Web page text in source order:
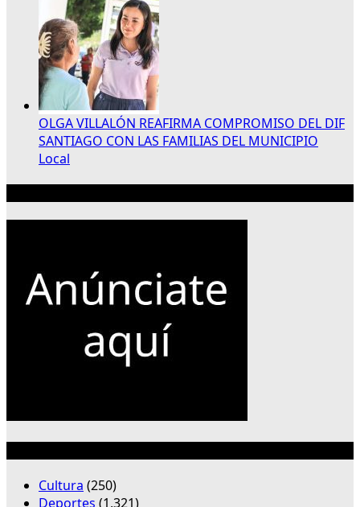
OLGA VILLALÓN REAFIRMA COMPROMISO DEL DIF
SANTIAGO CON LAS FAMILIAS DEL MUNICIPIO
Local
Cultura (250)
Deportes (1,321)